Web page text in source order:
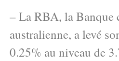
– La RBA, la Banque
australienne, a levé
0.25% au niveau de